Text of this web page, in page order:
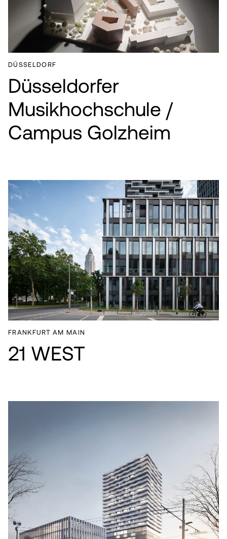
PROJEKTE
LEISTUNGEN
ABOUT
KARRIERE
NEWS
DÜSSELDORF
Düsseldorfer
Musikhochschule /
Campus Golzheim
FRANKFURT AM MAIN
21 WEST